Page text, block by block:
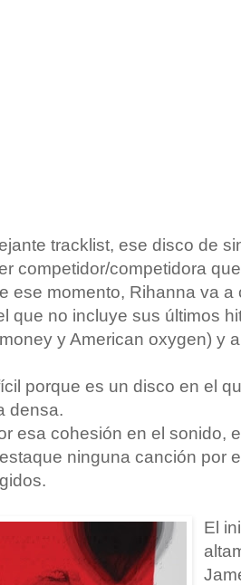
tracklist, ese disco de
competidor/competidora
ese momento, Rihanna va
que no incluye sus últimos
y American oxygen) y
porque es un disco en el
densa.
esa cohesión en el sonido,
ninguna canción por
El